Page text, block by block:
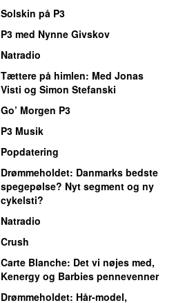
Solskin på P3
P3 med Nynne Givskov
Natradio
Tættere på himlen: Med Jonas
Visti og Simon Stefanski
Go’ Morgen P3
P3 Musik
Popdatering
Drømmeholdet: Danmarks bedste
spegepølse? Nyt segment og ny
cykelsti?
Natradio
Crush
Carte Blanche: Det vi nøjes med,
Kenergy og Barbies pennevenner
Drømmeholdet: Hår-model,